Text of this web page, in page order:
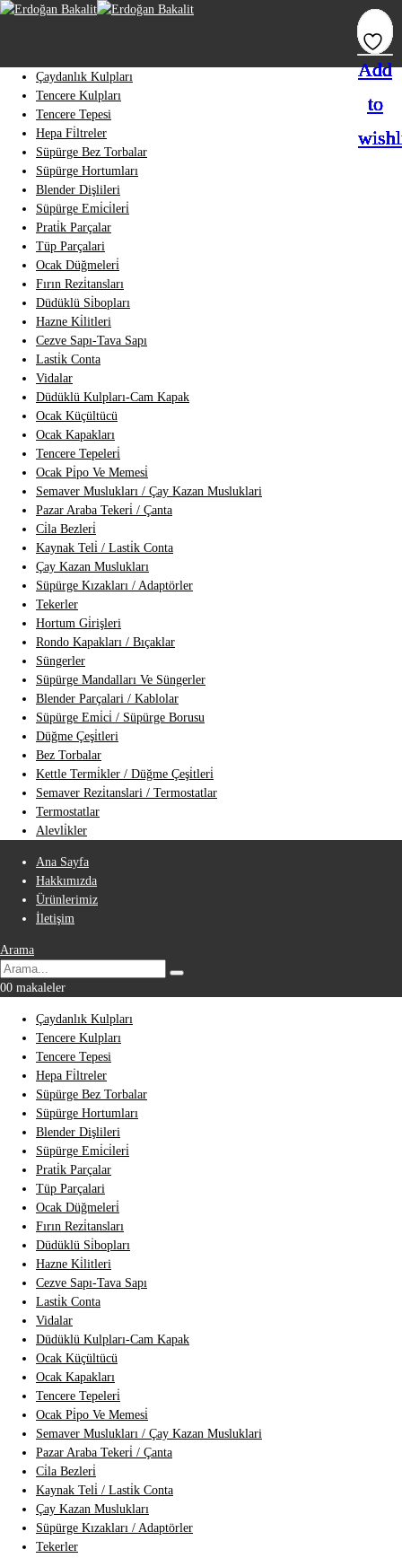
Çaydanlık Kulpları
Tencere Kulpları
Tencere Tepesi
Hepa Fi̇ltreler
Süpürge Bez Torbalar
Süpürge Hortumları
Blender Dişlileri
Süpürge Emi̇ci̇leri̇
Prati̇k Parçalar
Tüp Parçalari
Ocak Düğmeleri̇
Fırın Rezi̇tansları
Düdüklü Si̇bopları
Hazne Ki̇litleri
Cezve Sapı-Tava Sapı
Lasti̇k Conta
Vidalar
Düdüklü Kulpları-Cam Kapak
Ocak Küçültücü
Ocak Kapakları
Tencere Tepeleri̇
Ocak Pi̇po Ve Memesi̇
Semaver Muslukları / Çay Kazan Musluklari
Pazar Araba Tekeri̇ / Çanta
Ci̇la Bezleri̇
Kaynak Teli̇ / Lasti̇k Conta
Çay Kazan Muslukları
Süpürge Kızakları / Adaptörler
Tekerler
Hortum Gi̇rişleri
Rondo Kapakları / Bıçaklar
Süngerler
Süpürge Mandalları Ve Süngerler
Blender Parçalari / Kablolar
Süpürge Emi̇ci̇ / Süpürge Borusu
Düğme Çeşi̇tleri
Bez Torbalar
Kettle Termi̇kler / Düğme Çeşi̇tleri̇
Semaver Rezi̇tanslari / Termostatlar
Termostatlar
Alevli̇kler
Ana Sayfa
Hakkımızda
Ürünlerimiz
İletişim
Arama
00 makaleler
Çaydanlık Kulpları
Tencere Kulpları
Tencere Tepesi
Hepa Fi̇ltreler
Süpürge Bez Torbalar
Süpürge Hortumları
Blender Dişlileri
Süpürge Emi̇ci̇leri̇
Prati̇k Parçalar
Tüp Parçalari
Ocak Düğmeleri̇
Fırın Rezi̇tansları
Düdüklü Si̇bopları
Hazne Ki̇litleri
Cezve Sapı-Tava Sapı
Lasti̇k Conta
Vidalar
Düdüklü Kulpları-Cam Kapak
Ocak Küçültücü
Ocak Kapakları
Tencere Tepeleri̇
Ocak Pi̇po Ve Memesi̇
Semaver Muslukları / Çay Kazan Musluklari
Pazar Araba Tekeri̇ / Çanta
Ci̇la Bezleri̇
Kaynak Teli̇ / Lasti̇k Conta
Çay Kazan Muslukları
Süpürge Kızakları / Adaptörler
Tekerler
Add
to
Add
to
Add
to
Add
to
Add
to
Add
to
Add
to